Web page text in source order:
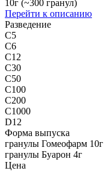
10г (~300 гранул)
Перейти к описанию
Разведение
C5
C6
C12
C30
C50
C100
C200
C1000
D12
Форма выпуска
гранулы Гомеофарм 10г
гранулы Буарон 4г
Цена